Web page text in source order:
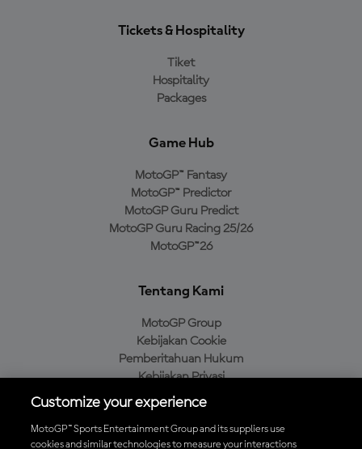
Tickets & Hospitality
Tiket
Hospitality
Packages
Game Hub
MotoGP™ Fantasy
MotoGP™ Predictor
MotoGP Guru Predict
MotoGP Guru Racing 25/26
MotoGP™26
Tentang Kami
MotoGP Group
Kebijakan Cookie
Pemberitahuan Hukum
Kebijakan Privasi
Kebijakan Pembelian
Customize your experience
MotoGP™ Sports Entertainment Group and its suppliers use
cookies and similar technologies to measure your interactions